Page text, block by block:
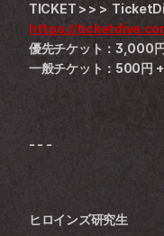
TICKET > > >
https://
優先チケット：3,000
一般チケット：500円
- - -
ヒロインズ研究生